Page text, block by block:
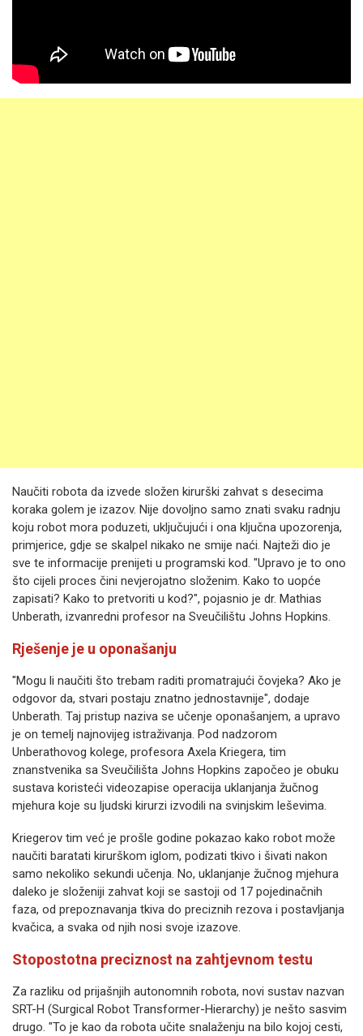
Naučiti robota da izvede složen kirurški zahvat s desecima
koraka golem je izazov. Nije dovoljno samo znati svaku radnju
koju robot mora poduzeti, uključujući i ona ključna upozorenja,
primjerice, gdje se skalpel nikako ne smije naći. Najteži dio je
sve te informacije prenijeti u programski kod. "Upravo je to ono
što cijeli proces čini nevjerojatno složenim. Kako to uopće
zapisati? Kako to pretvoriti u kod?", pojasnio je dr. Mathias
Unberath, izvanredni profesor na Sveučilištu Johns Hopkins.
Rješenje je u oponašanju
"Mogu li naučiti što trebam raditi promatrajući čovjeka? Ako je
odgovor da, stvari postaju znatno jednostavnije", dodaje
Unberath. Taj pristup naziva se učenje oponašanjem, a upravo
je on temelj najnovijeg istraživanja. Pod nadzorom
Unberathovog kolege, profesora Axela Kriegera, tim
znanstvenika sa Sveučilišta Johns Hopkins započeo je obuku
sustava koristeći videozapise operacija uklanjanja žučnog
mjehura koje su ljudski kirurzi izvodili na svinjskim leševima.
Kriegerov tim već je prošle godine pokazao kako robot može
naučiti baratati kirurškom iglom, podizati tkivo i šivati nakon
samo nekoliko sekundi učenja. No, uklanjanje žučnog mjehura
daleko je složeniji zahvat koji se sastoji od 17 pojedinačnih
faza, od prepoznavanja tkiva do preciznih rezova i postavljanja
kvačica, a svaka od njih nosi svoje izazove.
Stopostotna preciznost na zahtjevnom testu
Za razliku od prijašnjih autonomnih robota, novi sustav nazvan
SRT-H (Surgical Robot Transformer-Hierarchy) je nešto sasvim
drugo. "To je kao da robota učite snalaženju na bilo kojoj cesti,